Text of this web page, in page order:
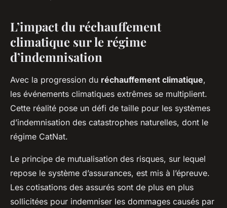
L’impact du réchauffement
climatique sur le régime
d’indemnisation
Avec la progression du réchauffement climatique,
les événements climatiques extrêmes se multiplient.
Cette réalité pose un défi de taille pour les systèmes
d’indemnisation des catastrophes naturelles, dont le
régime CatNat.
Le principe de mutualisation des risques, sur lequel
repose le système d’assurances, est mis à l’épreuve.
Les cotisations des assurés sont de plus en plus
sollicitées pour indemniser les dommages causés par